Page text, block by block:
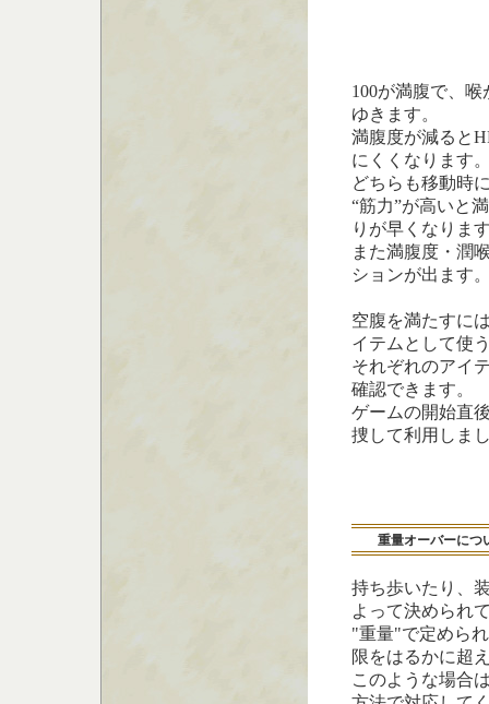
100が満腹で、
ゆきます。
満腹度が減ると
にくくなります
どちらも移動時
“筋力”が高いと
りが早くなりま
また満腹度・潤
ションが出ます
空腹を満たすに
イテムとして使
それぞれのアイ
確認できます。
ゲームの開始直
捜して利用しま
重量オーバーにつ
持ち歩いたり、
よって決められ
"重量"で定めら
限をはるかに超
このような場合